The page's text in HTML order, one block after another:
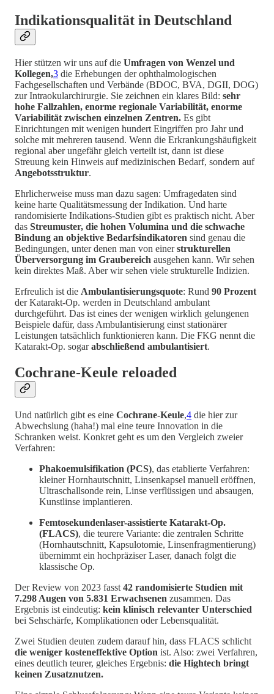
Indikationsqualität in Deutschland
Hier stützen wir uns auf die Umfragen von Wenzel und
Kollegen,3 die Erhebungen der ophthalmologischen
Fachgesellschaften und Verbände (BDOC, BVA, DGII, DOG)
zur Intraokularchirurgie. Sie zeichnen ein klares Bild: sehr
hohe Fallzahlen, enorme regionale Variabilität, enorme
Variabilität zwischen einzelnen Zentren. Es gibt
Einrichtungen mit wenigen hundert Eingriffen pro Jahr und
solche mit mehreren tausend. Wenn die Erkrankungshäufigkeit
regional aber ungefähr gleich verteilt ist, dann ist diese
Streuung kein Hinweis auf medizinischen Bedarf, sondern auf
Angebotsstruktur.
Ehrlicherweise muss man dazu sagen: Umfragedaten sind
keine harte Qualitätsmessung der Indikation. Und harte
randomisierte Indikations-Studien gibt es praktisch nicht. Aber
das Streumuster, die hohen Volumina und die schwache
Bindung an objektive Bedarfsindikatoren sind genau die
Bedingungen, unter denen man von einerstrukturellen
Überversorgung im Graubereich ausgehen kann. Wir sehen
kein direktes Maß. Aber wir sehen viele strukturelle Indizien.
Erfreulich ist die Ambulantisierungsquote: Rund 90 Prozent
der Katarakt-Op. werden in Deutschland ambulant
durchgeführt. Das ist eines der wenigen wirklich gelungenen
Beispiele dafür, dass Ambulantisierung einst stationärer
Leistungen tatsächlich funktionieren kann. Die FKG nennt die
Katarakt-Op. sogarabschließend ambulantisiert.
Cochrane-Keule reloaded
Und natürlich gibt es eine Cochrane-Keule,4 die hier zur
Abwechslung (haha!) mal eine teure Innovation in die
Schranken weist. Konkret geht es um den Vergleich zweier
Verfahren:
Phakoemulsifikation (PCS), das etablierte Verfahren:
kleiner Hornhautschnitt, Linsenkapsel manuell eröffnen,
Ultraschallsonde rein, Linse verflüssigen und absaugen,
Kunstlinse implantieren.
Femtosekundenlaser-assistierte Katarakt-Op.
(FLACS), die teurere Variante: die zentralen Schritte
(Hornhautschnitt, Kapsulotomie, Linsenfragmentierung)
übernimmt ein hochpräziser Laser, danach folgt die
klassische Op.
Der Review von 2023 fasst 42 randomisierte Studien mit
7.298 Augen von 5.831 Erwachsenen zusammen. Das
Ergebnis ist eindeutig: kein klinisch relevanter Unterschied
bei Sehschärfe, Komplikationen oder Lebensqualität.
Zwei Studien deuten zudem darauf hin, dass FLACS schlicht
die weniger kosteneffektive Option ist. Also: zwei Verfahren,
eines deutlich teurer, gleiches Ergebnis: die Hightech bringt
keinen Zusatznutzen.